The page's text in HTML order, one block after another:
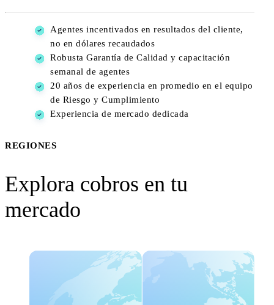
Agentes incentivados en resultados del cliente,
no en dólares recaudados
Robusta Garantía de Calidad y capacitación
semanal de agentes
20 años de experiencia en promedio en el equipo
de Riesgo y Cumplimiento
Experiencia de mercado dedicada
REGIONES
Explora cobros en tu
mercado